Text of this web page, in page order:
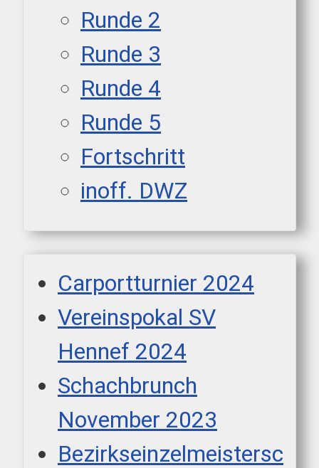
Runde 2
Runde 3
Runde 4
Runde 5
Fortschritt
inoff. DWZ
Carportturnier 2024
Vereinspokal SV
Hennef 2024
Schachbrunch
November 2023
Bezirkseinzelmeistersc